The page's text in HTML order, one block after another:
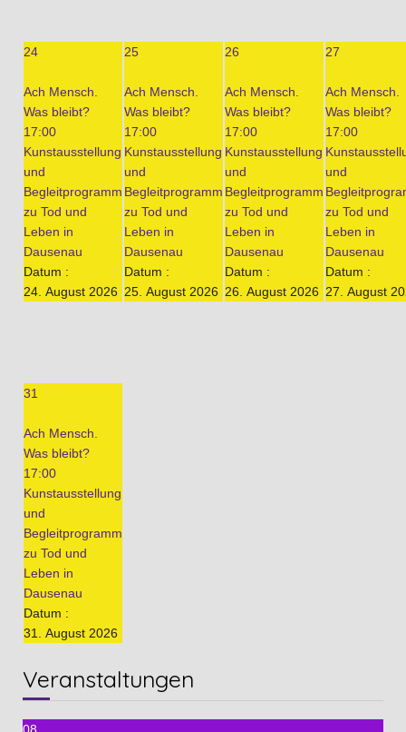
24
Ach Mensch.
Was bleibt?
17:00
Kunstausstellung
und
Begleitprogramm
zu Tod und
Leben in
Dausenau
Datum :
24. August 2026
25
Ach Mensch.
Was bleibt?
17:00
Kunstausstellung
und
Begleitprogramm
zu Tod und
Leben in
Dausenau
Datum :
25. August 2026
26
Ach Mensch.
Was bleibt?
17:00
Kunstausstellung
und
Begleitprogramm
zu Tod und
Leben in
Dausenau
Datum :
26. August 2026
27
Ach Mensch.
Was bleibt?
17:00
und
zu Tod und
Leben in
Dausenau
Datum :
27. August
31
Ach Mensch.
Was bleibt?
17:00
Kunstausstellung
und
Begleitprogramm
zu Tod und
Leben in
Dausenau
Datum :
31. August 2026
Veranstaltungen